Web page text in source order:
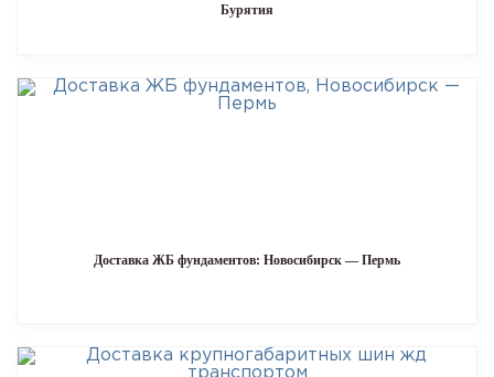
Бурятия
Доставка ЖБ фундаментов: Новосибирск — Пермь